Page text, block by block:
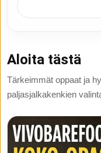
Aloita tästä
Tärkeimmät oppaat ja
paljasjalkakenkien